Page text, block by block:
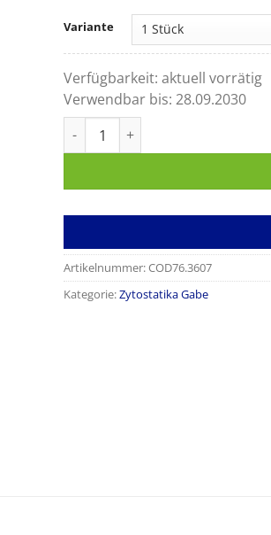
Variante
Verfügbarkeit: aktuell vorrätig
Verwendbar bis: 28.09.2030
Artikelnummer:COD76.3607
Kategorie:Zytostatika Gabe